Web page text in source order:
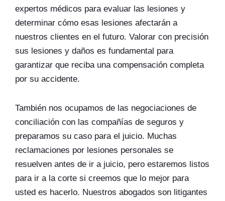
expertos médicos para evaluar las lesiones y
determinar cómo esas lesiones afectarán a
nuestros clientes en el futuro. Valorar con precisión
sus lesiones y daños es fundamental para
garantizar que reciba una compensación completa
por su accidente.
También nos ocupamos de las negociaciones de
conciliación con las compañías de seguros y
preparamos su caso para el juicio. Muchas
reclamaciones por lesiones personales se
resuelven antes de ir a juicio, pero estaremos listos
para ir a la corte si creemos que lo mejor para
usted es hacerlo. Nuestros abogados son litigantes